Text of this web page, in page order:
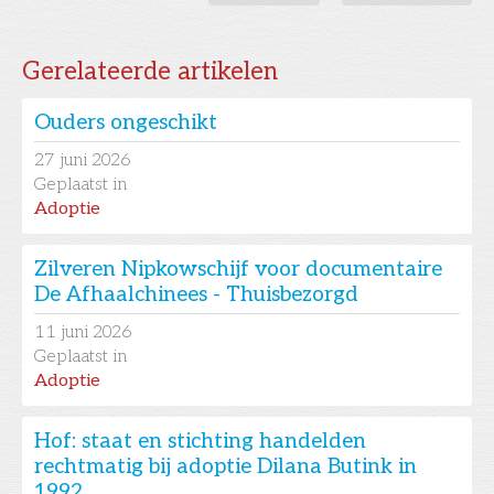
Gerelateerde artikelen
Ouders ongeschikt
27 juni 2026
Geplaatst in
Adoptie
Zilveren Nipkowschijf voor documentaire
De Afhaalchinees - Thuisbezorgd
11 juni 2026
Geplaatst in
Adoptie
Hof: staat en stichting handelden
rechtmatig bij adoptie Dilana Butink in